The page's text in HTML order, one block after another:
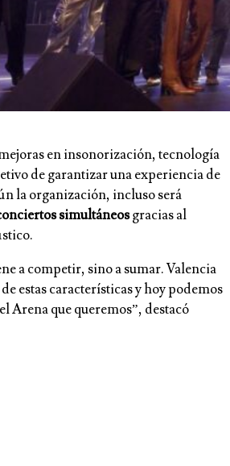
en insonorización, tecnología
de garantizar una experiencia de
la organización, incluso será
simultáneosgracias al
a competir, sino a sumar. Valencia
estas características y hoy podemos
Arena que queremos”, destacó